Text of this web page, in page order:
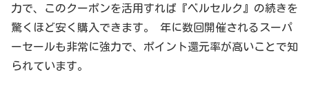
力で、このクーポンを活用すれば『ベルセルク』の続きを
驚くほど安く購入できます。 年に数回開催されるスーパ
ーセールも非常に強力で、ポイント還元率が高いことで知
られています。